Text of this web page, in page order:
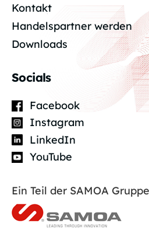
Kontakt
Handelspartner werden
Downloads
Socials
Facebook
Instagram
LinkedIn
YouTube
Ein Teil der SAMOA Gruppe